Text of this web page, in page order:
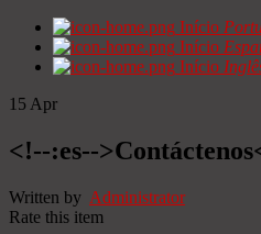
Início
Início
Início
15 Apr
<!--:es--
Written by Administrator
Rate this item